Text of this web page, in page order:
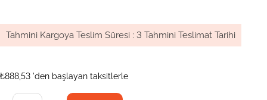
Tahmini Kargoya Teslim Süresi : 3 Tahmini Teslimat Tarihi
₺888,53 'den başlayan taksitlerle